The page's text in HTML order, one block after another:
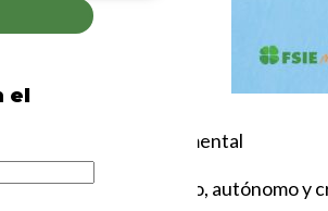
el
emocional o salud mental
Afectivo – Sexual
Tiempo Libre positivo, autónomo y